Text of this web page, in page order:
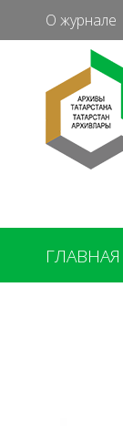
О журнале
ГЛАВНАЯ